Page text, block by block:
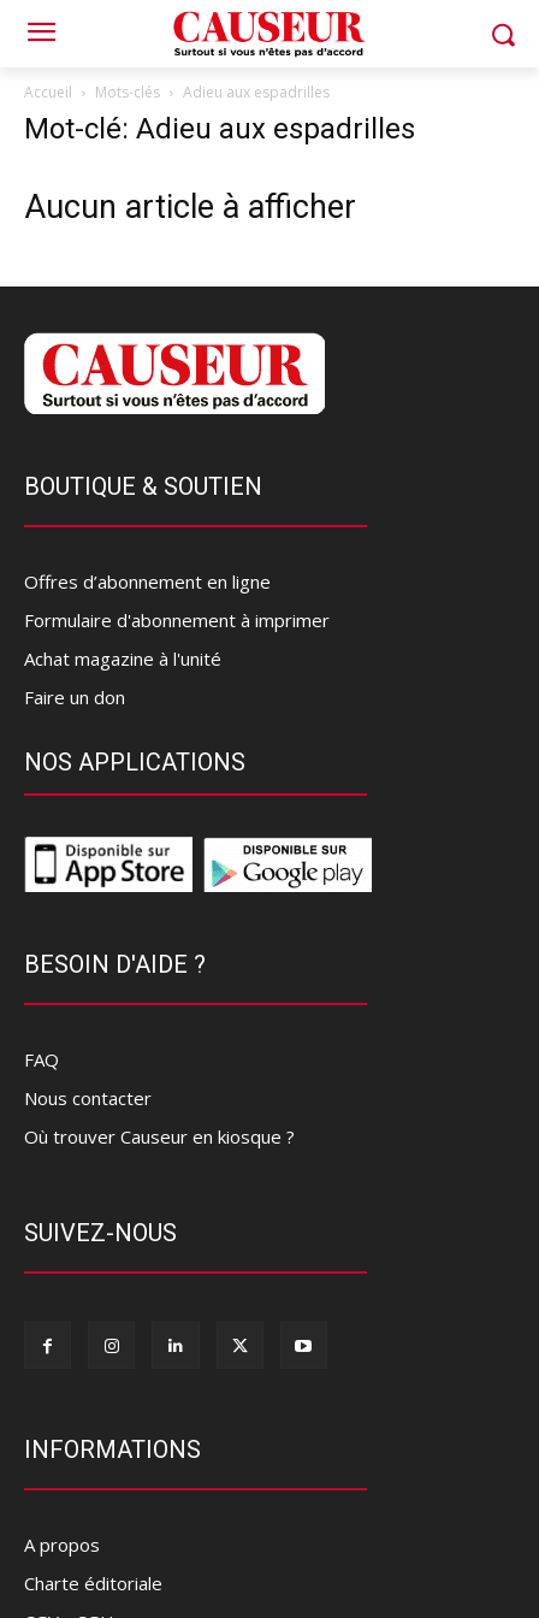
Accueil Mots-clés Adieu aux espadrilles
Mot-clé: Adieu aux espadrilles
Aucun article à afficher
BOUTIQUE & SOUTIEN
Offres d’abonnement en ligne
Formulaire d'abonnement à imprimer
Achat magazine à l'unité
Faire un don
NOS APPLICATIONS
BESOIN D'AIDE ?
FAQ
Nous contacter
Où trouver Causeur en kiosque ?
SUIVEZ-NOUS
INFORMATIONS
A propos
Charte éditoriale